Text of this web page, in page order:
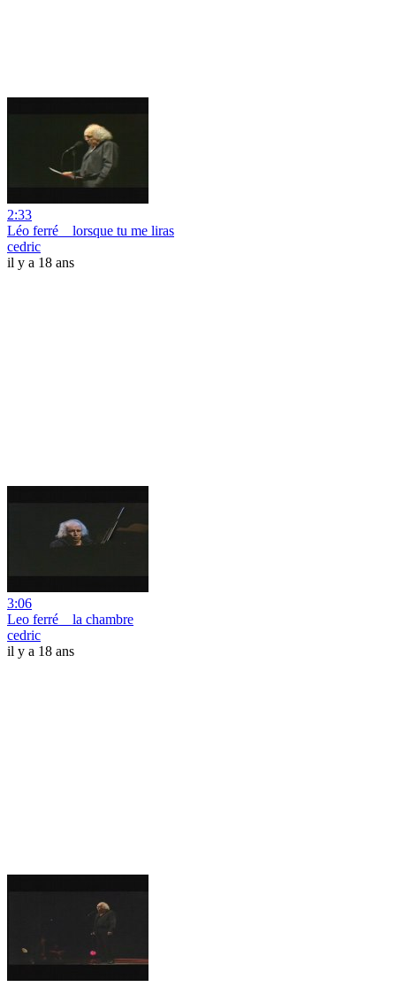
2:33
Léo ferré _ lorsque tu me liras
cedric
il y a 18 ans
3:06
Leo ferré _ la chambre
cedric
il y a 18 ans